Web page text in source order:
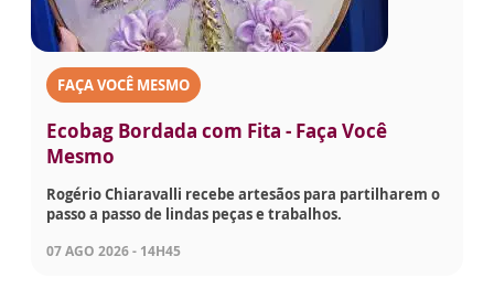
FAÇA VOCÊ MESMO
Ecobag Bordada com Fita - Faça Você
Mesmo
Rogério Chiaravalli recebe artesãos para partilharem o
passo a passo de lindas peças e trabalhos.
07 AGO 2026 - 14H45